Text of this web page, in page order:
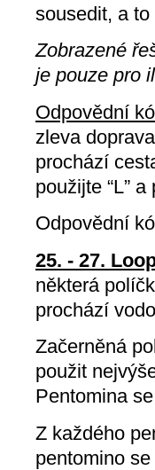
sousedit, a to
Zobrazené
je pouze pro
Odpovědní
zleva
prochází
použijte “L”
Odpovědní
25. - 27.
některá
prochází
Začerněná
použit
Pentomina
Z každého
pentomino